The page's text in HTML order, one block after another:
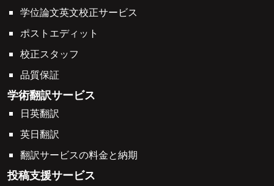
学位論文英文校正サービス
ポストエディット
校正スタッフ
品質保証
学術翻訳サービス
日英翻訳
英日翻訳
翻訳サービスの料金と納期
投稿支援サービス